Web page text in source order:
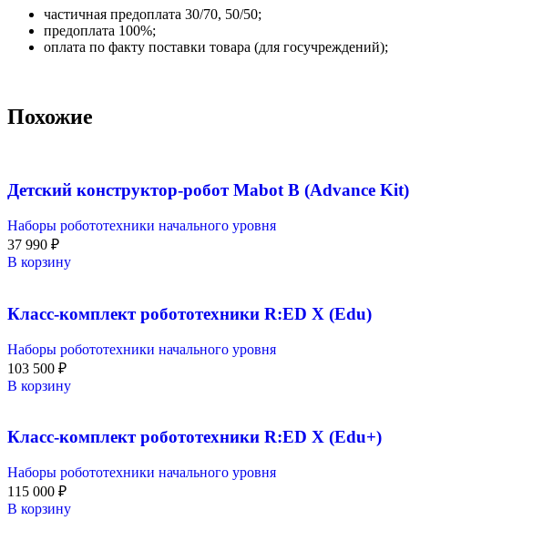
частичная предоплата 30/70, 50/50;
предоплата 100%;
оплата по факту поставки товара (для госучреждений);
Похожие
Детский конструктор-робот Mabot B (Advance Kit)
Наборы робототехники начального уровня
37 990 ₽
В корзину
Класс-комплект робототехники R:ED X (Edu)
Наборы робототехники начального уровня
103 500 ₽
В корзину
Класс-комплект робототехники R:ED X (Edu+)
Наборы робототехники начального уровня
115 000 ₽
В корзину